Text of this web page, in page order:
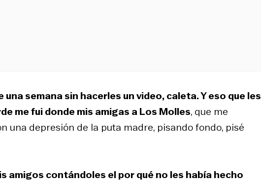
semana sin hacerles un video, caleta. Y eso que les
me fui donde mis amigas a Los Molles, que me
una depresión de la puta madre, pisando fondo, pisé
amigos contándoles el por qué no les había hecho